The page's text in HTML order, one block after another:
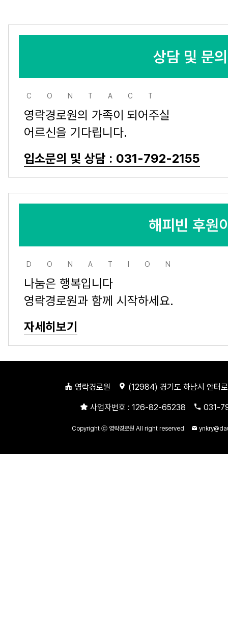
상담 및 문
CONTACT
영락경로원의 가족이 되어주실
어르신을 기다립니다.
입소문의 및 상담 : 031-792-2155
해피빈 후원
DONATION
나눔은 행복입니다
영락경로원과 함께 시작하세요.
자세히보기
영락경로원 (12984) 경기도 하남시 안
사업자번호 : 126-82-65238 031-
Copyright ⓒ 영락경로원 All right reserved.